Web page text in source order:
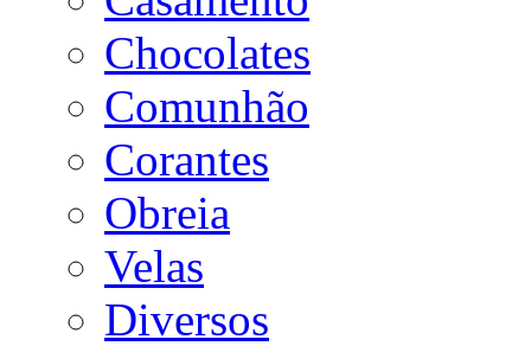
Chocolates
Comunhão
Corantes
Obreia
Velas
Diversos